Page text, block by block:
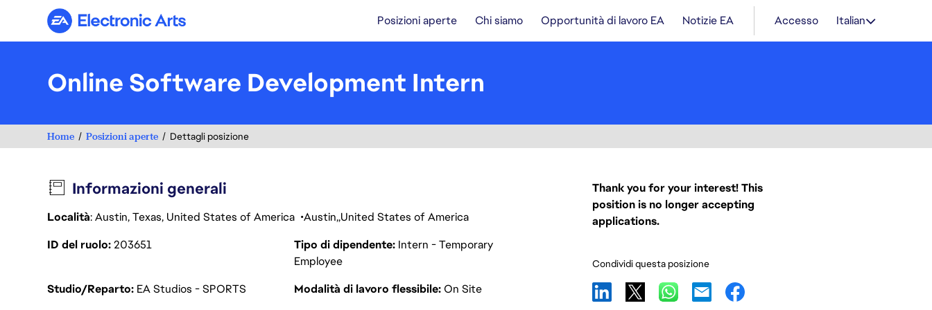
Electronic Arts Posizioni aperte Chi siamo Opportunità di lavoro EA Notizie EA Accesso Italian
Online Software Development Intern
Home Posizioni aperte Dettagli posizione
Informazioni generali
Località: Austin, Texas, United States of America Austin United States of America
ID del ruolo203651 Tipo di dipendente Intern - Temporary
Employee
Studio/Reparto EA Studios - SPORTS Modalità di lavoro flessibile On Site
Thank you for your interest! This
position is no longer accepting
applications.
Condividi questa posizione